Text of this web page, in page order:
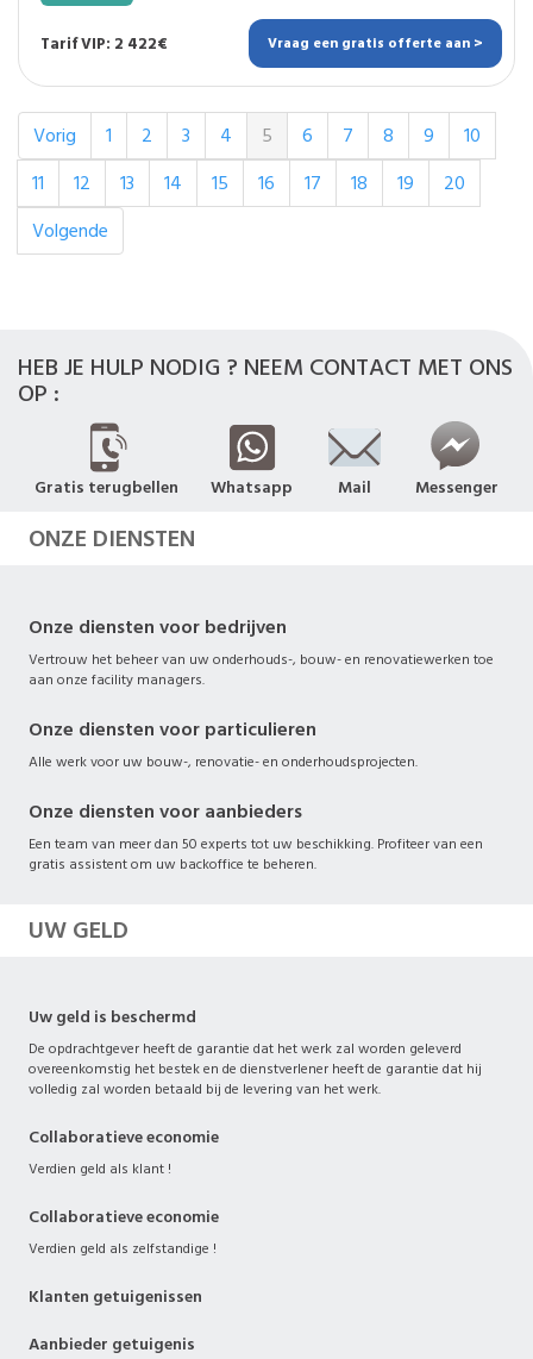
Tarif VIP: 2 422€ Vraag een gratis offerte aan >
Vorig 1 2 3 4 5 6 7 8 9
10
11
12 13 14 15 16 17 18 19
20
Volgende
HEB JE HULP NODIG ? NEEM CONTACT MET ONS
OP :
Gratis terugbellen Whatsapp Mail Messenger
ONZE DIENSTEN
Onze diensten voor bedrijven
Vertrouw het beheer van uw onderhouds-, bouw- en renovatiewerken toe
aan onze facility managers.
Onze diensten voor particulieren
Alle werk voor uw bouw-, renovatie- en onderhoudsprojecten.
Onze diensten voor aanbieders
Een team van meer dan 50 experts tot uw beschikking. Profiteer van een
gratis assistent om uw backoffice te beheren.
UW GELD
Uw geld is beschermd
De opdrachtgever heeft de garantie dat het werk zal worden geleverd
overeenkomstig het bestek en de dienstverlener heeft de garantie dat hij
volledig zal worden betaald bij de levering van het werk.
Collaboratieve economie
Verdien geld als klant !
Collaboratieve economie
Verdien geld als zelfstandige !
Klanten getuigenissen
Aanbieder getuigenis